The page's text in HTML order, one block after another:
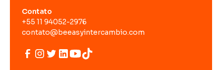
Contato
+55 11 94052-2976
contato@beeasyintercambio.com